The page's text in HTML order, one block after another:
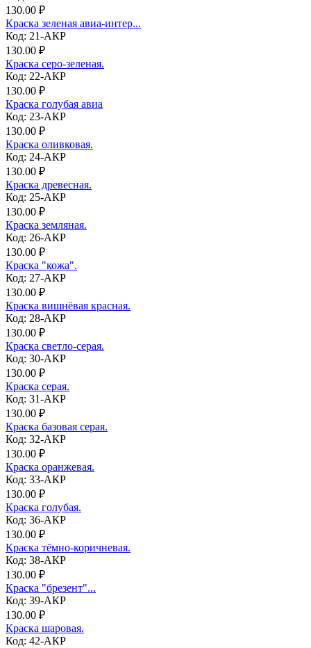
130.00 ₽
Краска зеленая авиа-интер...
Код: 21-АКР
130.00 ₽
Краска серо-зеленая.
Код: 22-АКР
130.00 ₽
Краска голубая авиа
Код: 23-АКР
130.00 ₽
Краска оливковая.
Код: 24-АКР
130.00 ₽
Краска древесная.
Код: 25-АКР
130.00 ₽
Краска земляная.
Код: 26-АКР
130.00 ₽
Краска "кожа".
Код: 27-АКР
130.00 ₽
Краска вишнёвая красная.
Код: 28-АКР
130.00 ₽
Краска светло-серая.
Код: 30-АКР
130.00 ₽
Краска серая.
Код: 31-АКР
130.00 ₽
Краска базовая серая.
Код: 32-АКР
130.00 ₽
Краска оранжевая.
Код: 33-АКР
130.00 ₽
Краска голубая.
Код: 36-АКР
130.00 ₽
Краска тёмно-коричневая.
Код: 38-АКР
130.00 ₽
Краска "брезент"...
Код: 39-АКР
130.00 ₽
Краска шаровая.
Код: 42-АКР